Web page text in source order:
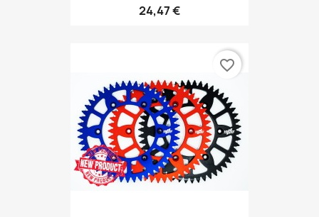
24,47 €
favorite_border